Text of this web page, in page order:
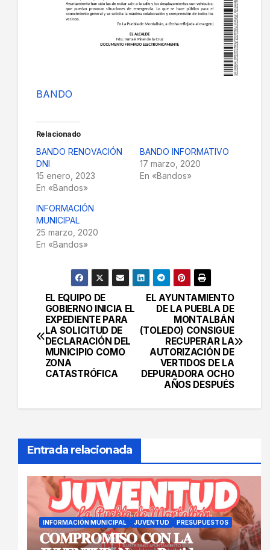
BANDO
Relacionado
BANDO RENOVACIÓN
DNI
15 enero, 2023
En «Bandos»
BANDO INFORMATIVO
17 marzo, 2020
En «Bandos»
INFORMACIÓN
MUNICIPAL
25 marzo, 2020
En «Bandos»
Navegación
de
entradas
EL AYUNTAMIENTO
DE LA PUEBLA DE
MONTALBÁN
(TOLEDO) CONSIGUE
RECUPERAR LA
AUTORIZACIÓN DE
VERTIDOS DE LA
DEPURADORA OCHO
AÑOS DESPUÉS
EL EQUIPO DE
GOBIERNO INICIA EL
EXPEDIENTE PARA
LA SOLICITUD DE
DECLARACIÓN DEL
MUNICIPIO COMO
ZONA
CATASTRÓFICA
Entrada relacionada
INFORMACIÓN MUNICIPAL JUVENTUD PRESUPUESTOS
𝐂𝐎𝐌𝐏𝐑𝐎𝐌𝐈𝐒𝐎 𝐂𝐎𝐍 𝐋𝐀